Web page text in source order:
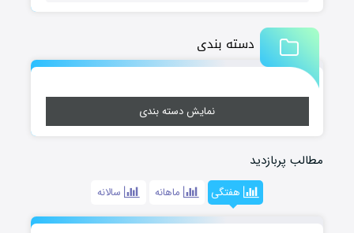
دسته بندی
نمایش دسته بندی
مطالب پربازدید
هفتگی ماهانه سالانه